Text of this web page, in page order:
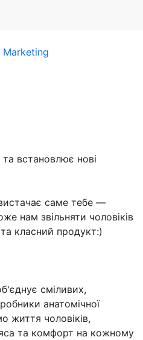
Marketing
встановлює нові
саме тебе —
нам звільняти чоловіків
та класний продукт:)
сміливих,
анатомічної
життя чоловіків,
та комфорт на кожному